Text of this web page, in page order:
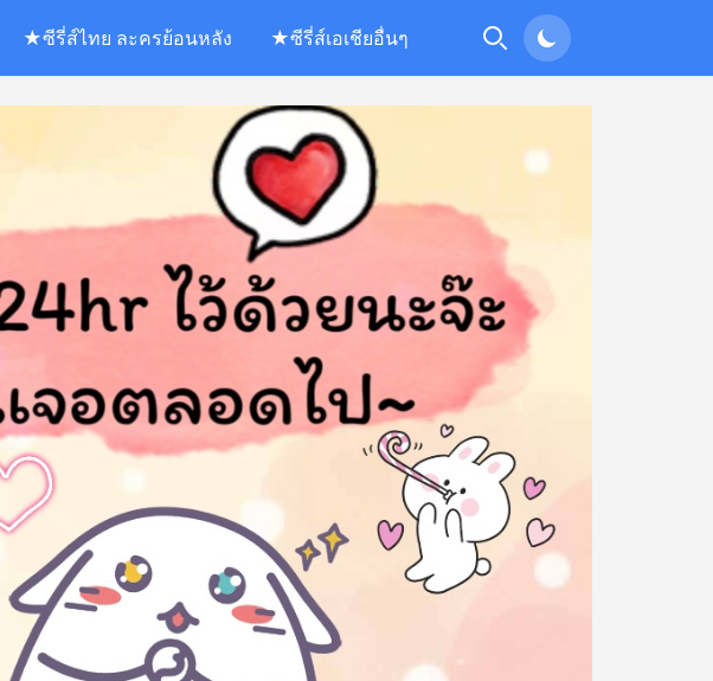
Search
★ซีรี่ส์ไทย ละครย้อนหลัง ★ซีรี่ส์เอเชียอื่นๆ